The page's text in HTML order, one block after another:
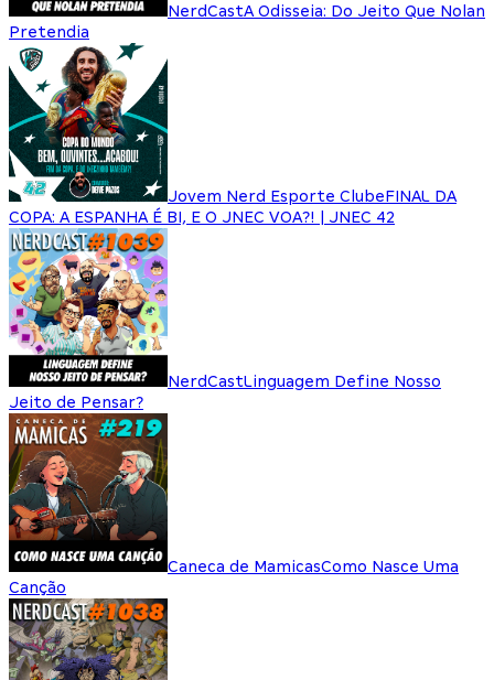
NerdCastA Odisseia: Do Jeito Que Nolan
Pretendia
Jovem Nerd Esporte ClubeFINAL DA
COPA: A ESPANHA É BI, E O JNEC VOA?! | JNEC 42
NerdCastLinguagem Define Nosso
Jeito de Pensar?
Caneca de MamicasComo Nasce Uma
Canção